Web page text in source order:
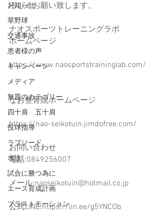
お知らせ
草野球
交通事故
患者様の声
キャンペーン
メディア
無題のカテゴリー
四十肩 五十肩
投球指導
ラプソード
水泳
試合に勝つ為に
エース育成計画
ブラストモーション
ろしくお願い致します。
ナオスポーツトレーニングラボ
ホームページ
https://www.naosportstraininglab.com/
なお整骨院ホームページ
https://nao-seikotuin.jimdofree.com/
お問い合わせ
電話:0849256007
メール:naoseikotuin@hotmail.co.jp
公式LINE:https://lin.ee/g5YNCOb